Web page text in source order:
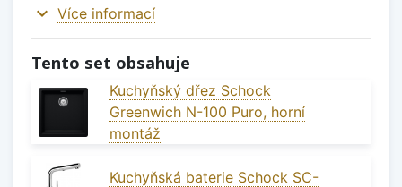
expand_more Více informací
Tento set obsahuje
Kuchyňský dřez Schock
Greenwich N-100 Puro, horní
montáž
Kuchyňská baterie Schock SC-